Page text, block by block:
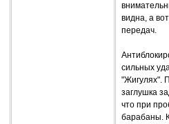
видна, а
передач.
сильных
"Жигулях".
заглушка
что при
барабаны.